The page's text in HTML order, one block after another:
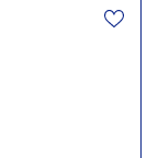
червоне
2023,